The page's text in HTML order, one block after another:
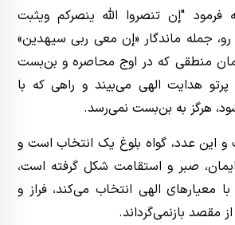
"إن تنصروا الله ینصرکم ویثبت
جمله ماندگار «إن معی ربی سیهدین»
منطقی که در اوج محاصره و بن‌بست
پرتو هدایت الهی می‌بیند و راهی که با
هرگز به بن‌بست نمی‌رسد.
و این عدد، گواه بلوغ یک انتخاب است و
ایمان، صبر و استقامت شکل گرفته است،
معیارهای الهی انتخاب می‌کند، فراز و
مقصد بازنمی‌گرداند.